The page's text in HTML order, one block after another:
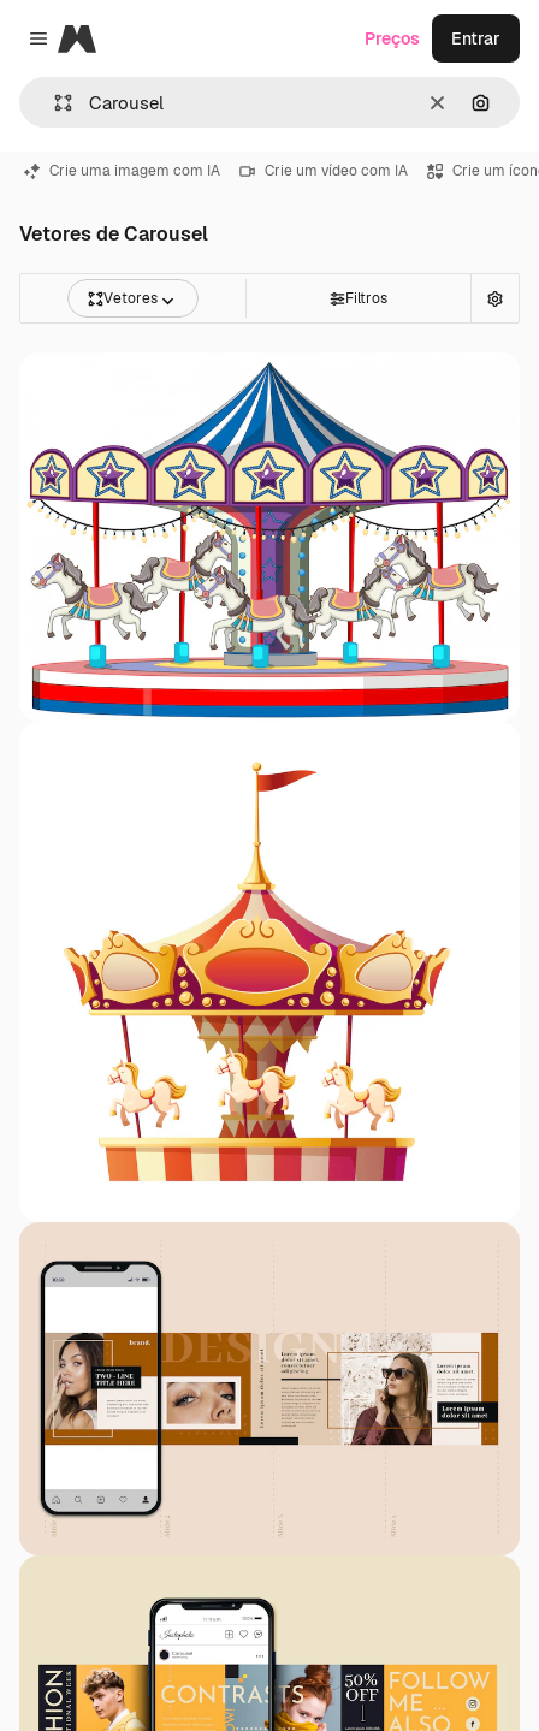
Close menu
Magnific
Limpar
Preços Entrar
Crie uma imagem com IA Crie um vídeo com IA Crie um
Vetores de Carousel
Vetores Filtros